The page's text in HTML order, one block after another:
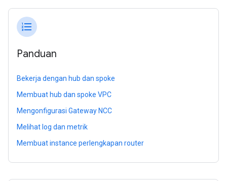
format_list_numbered
Panduan
Bekerja dengan hub dan spoke
Membuat hub dan spoke VPC
Mengonfigurasi Gateway NCC
Melihat log dan metrik
Membuat instance perlengkapan router